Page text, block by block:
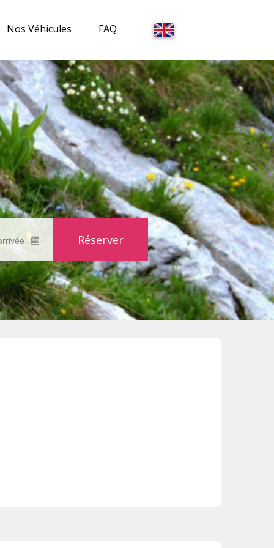
Courchevel
La Tania
Les Menuires
Val Thorens
Nos Véhicules FAQ